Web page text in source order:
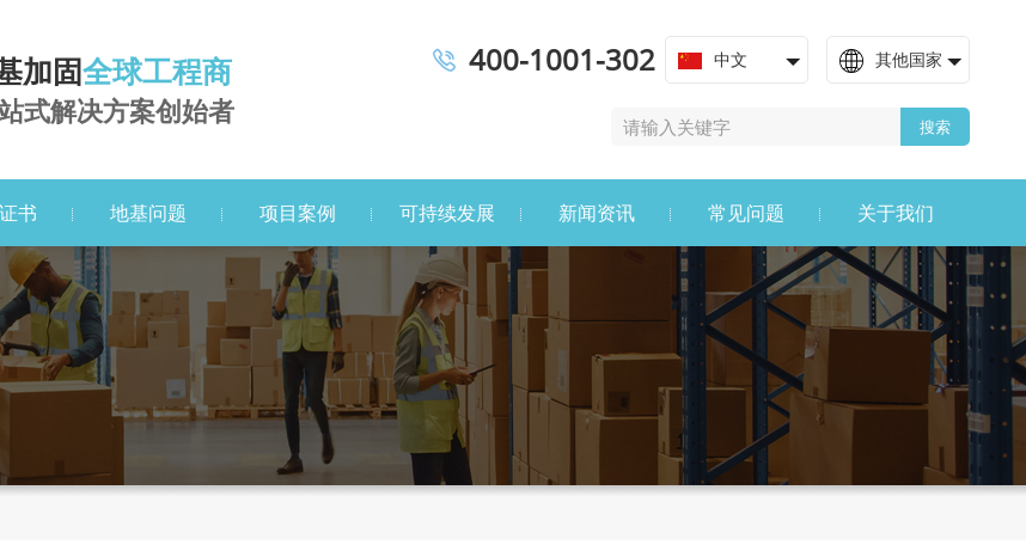
加固全球工程商
式解决方案创始者
400-1001-302 中文 其他国家
搜索
书 地基问题 项目案例 可持续发展 新闻资讯 常见问题 关于我们